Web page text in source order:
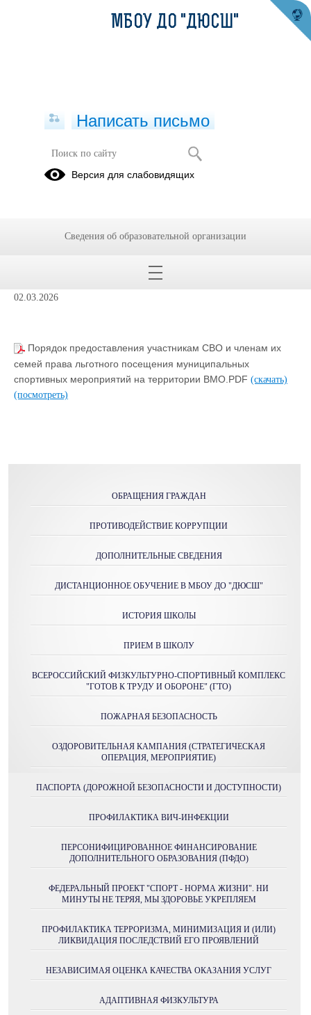
Порядок предоставления
участникам СВО и членам их семей
мероприятий на территории
02.03.2026
Порядок предоставления участникам СВО и членам их
семей права льготного посещения муниципальных
спортивных мероприятий на территории ВМО.PDF (скачать)
(посмотреть)
ОБРАЩЕНИЯ ГРАЖДАН
ПРОТИВОДЕЙСТВИЕ КОРРУПЦИИ
ДОПОЛНИТЕЛЬНЫЕ СВЕДЕНИЯ
ДИСТАНЦИОННОЕ ОБУЧЕНИЕ В МБОУ ДО "ДЮСШ"
ИСТОРИЯ ШКОЛЫ
ПРИЕМ В ШКОЛУ
ВСЕРОССИЙСКИЙ ФИЗКУЛЬТУРНО-СПОРТИВНЫЙ КОМПЛЕКС
"ГОТОВ К ТРУДУ И ОБОРОНЕ" (ГТО)
ПОЖАРНАЯ БЕЗОПАСНОСТЬ
ОЗДОРОВИТЕЛЬНАЯ КАМПАНИЯ (СТРАТЕГИЧЕСКАЯ
ОПЕРАЦИЯ, МЕРОПРИЯТИЕ)
ПАСПОРТА (ДОРОЖНОЙ БЕЗОПАСНОСТИ И ДОСТУПНОСТИ)
ПРОФИЛАКТИКА ВИЧ-ИНФЕКЦИИ
ПЕРСОНИФИЦИРОВАННОЕ ФИНАНСИРОВАНИЕ
ДОПОЛНИТЕЛЬНОГО ОБРАЗОВАНИЯ (ПФДО)
ФЕДЕРАЛЬНЫЙ ПРОЕКТ "СПОРТ - НОРМА ЖИЗНИ". НИ
МИНУТЫ НЕ ТЕРЯЯ, МЫ ЗДОРОВЬЕ УКРЕПЛЯЕМ
ПРОФИЛАКТИКА ТЕРРОРИЗМА, МИНИМИЗАЦИЯ И (ИЛИ)
ЛИКВИДАЦИЯ ПОСЛЕДСТВИЙ ЕГО ПРОЯВЛЕНИЙ
НЕЗАВИСИМАЯ ОЦЕНКА КАЧЕСТВА ОКАЗАНИЯ УСЛУГ
АДАПТИВНАЯ ФИЗКУЛЬТУРА
МБОУ ДО "ДЮСШ"
Написать письмо
Версия для слабовидящих
Сведения об образовательной организации